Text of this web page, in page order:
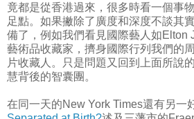
竟都是從香港過來，很多時看一個事
足點。如果撇除了廣度和深度不談其
備了，例如我們看見國際藝人如Elton
藝術品收藏家，擠身國際行列我們的
片收藏人。只是問題又回到上面所說
慧背後的智囊團。
在同一天的New York Times還有另一